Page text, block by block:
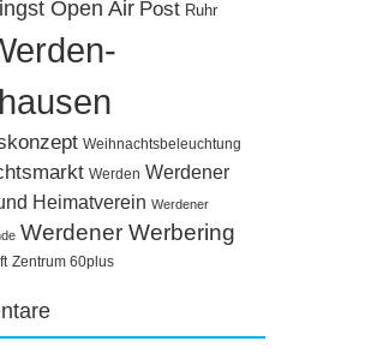
Open Air Post Ruhr
Weihnachtsbeleuchtung
Werden Werdener
Heimatverein Werdener
Werdener Werbering
Zentrum 60plus